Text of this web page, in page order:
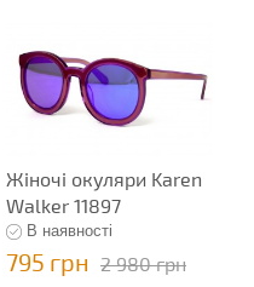
Жіночі окуляри Karen
Walker 11897
В наявності
795 грн 2 980 грн